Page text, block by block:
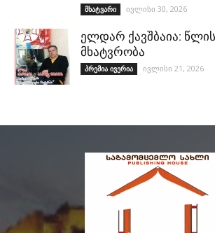
მხატვარი ივლისი 30, 2026
ელდარ ქავშბაია:
მხატვრობა
პრემია ივერია ივლისი 21, 2026